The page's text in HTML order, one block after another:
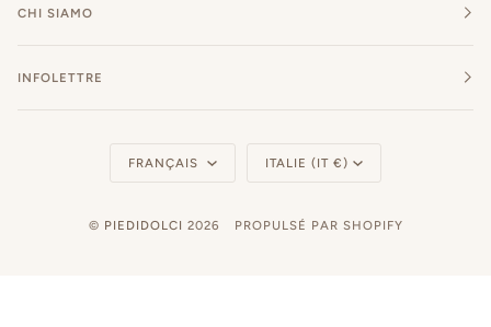
CHI SIAMO
INFOLETTRE
Langue
FRANÇAIS Monnaie
ITALIE (IT €)
© PIEDIDOLCI 2026 PROPULSÉ PAR SHOPIFY